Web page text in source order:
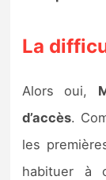
La
Alors oui,
d’accès.
les
habituer à